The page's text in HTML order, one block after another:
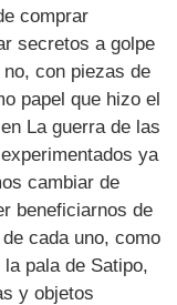
comprar
secretos a golpe
con piezas de
papel que hizo el
La guerra de las
ya
cambiar de
beneficiarnos de
cada uno, como
pala de Satipo,
y objetos